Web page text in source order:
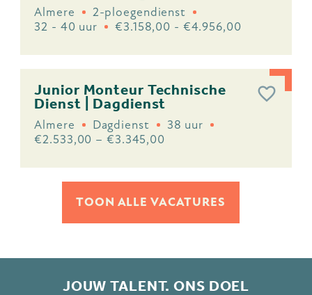
Almere
2-ploegendienst
32 - 40 uur
€3.158,00 - €4.956,00
Junior Monteur Technische
Dienst | Dagdienst
Almere Dagdienst
38 uur
€2.533,00 – €3.345,00
TOON ALLE VACATURES
JOUW TALENT. ONS DOEL